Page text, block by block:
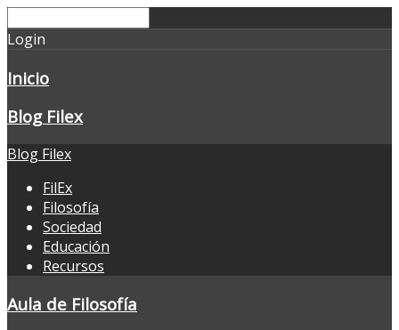
Login
Inicio
Blog Filex
Blog Filex
FilEx
Filosofía
Sociedad
Educación
Recursos
Aula de Filosofía